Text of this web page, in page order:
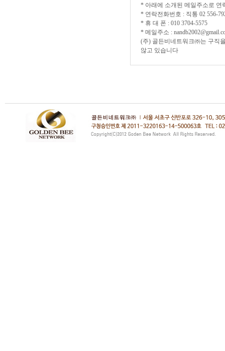
* 아래에 소개된 메일주소로 연
* 연락전화번호 : 직통 02 556-
* 휴 대 폰 : 010 3704-5575
* 메일주소 :
(주) 골든비네트워크㈜는 구직
않고 있습니다